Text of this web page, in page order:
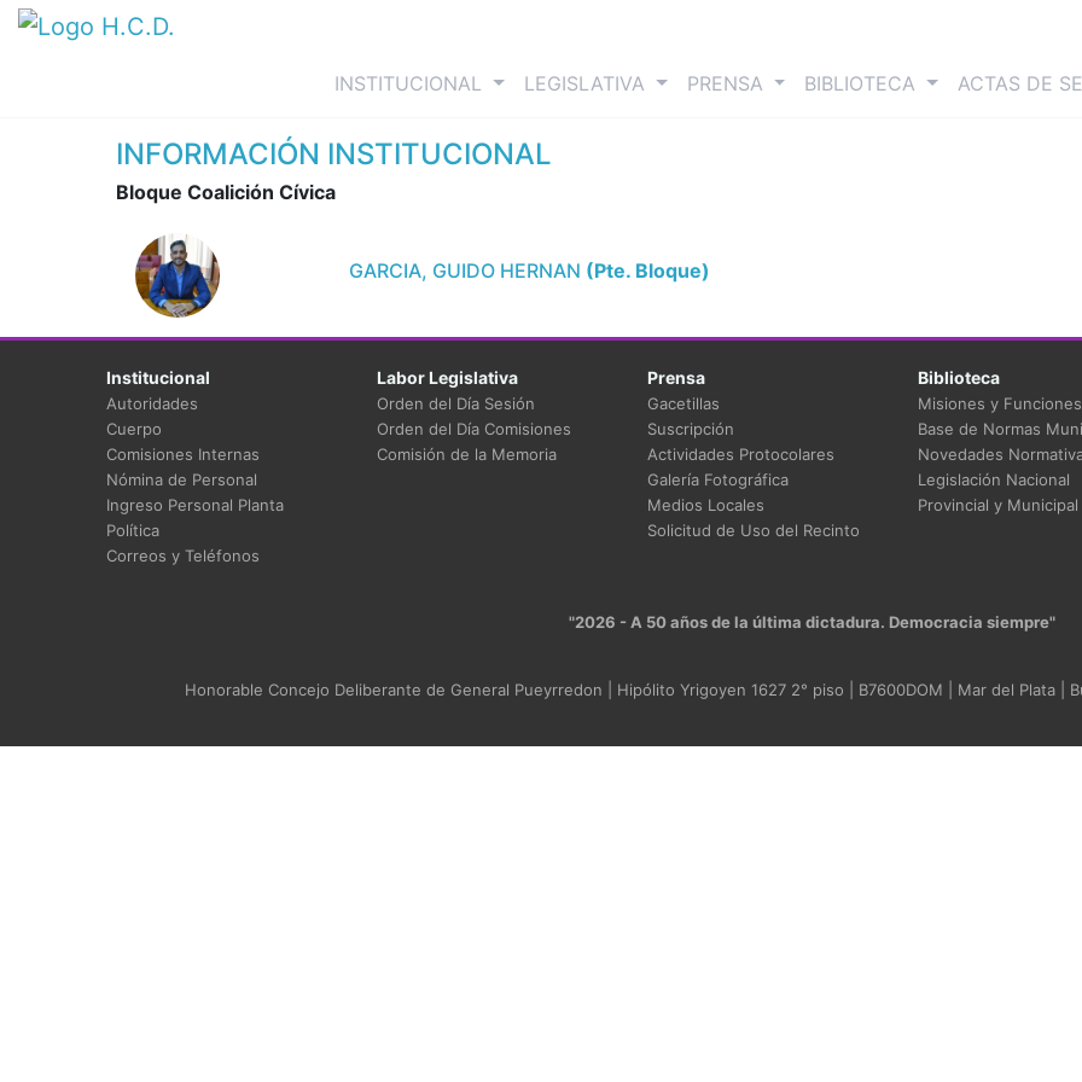
INSTITUCIONAL (current)LEGISLATIVA PRENSA BIBLIOTECA ACTAS DE
INFORMACIÓN INSTITUCIONAL
Bloque Coalición Cívica
GARCIA, GUIDO HERNAN (Pte. Bloque)
Institucional
Autoridades
Cuerpo
Comisiones Internas
Nómina de Personal
Ingreso Personal Planta
Política
Correos y Teléfonos
Labor Legislativa
Orden del Día Sesión
Orden del Día Comisiones
Comisión de la Memoria
Prensa
Gacetillas
Suscripción
Actividades Protocolares
Galería Fotográfica
Medios Locales
Solicitud de Uso del Recinto
Biblioteca
Misiones y Funciones
Base de Normas
Novedades
Legislación Nacional
Provincial y Municipal
"2026 - A 50 años de la última dictadura. Democracia siempre"
Honorable Concejo Deliberante de General Pueyrredon | Hipólito Yrigoyen 1627 2° piso | B7600DOM | Mar del Plata |